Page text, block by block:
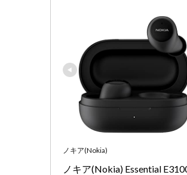
ノキア(Nokia)
ノキア(Nokia) Essential